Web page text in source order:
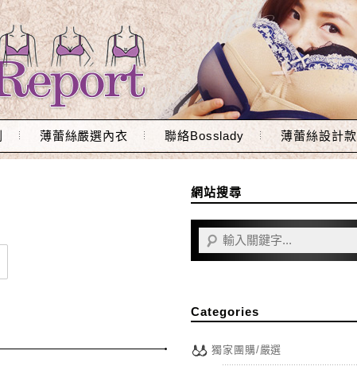
薄蕾絲嚴選內衣 聯絡Bosslady 薄蕾絲設計款
網站搜尋
Categories
獨家團購/嚴選